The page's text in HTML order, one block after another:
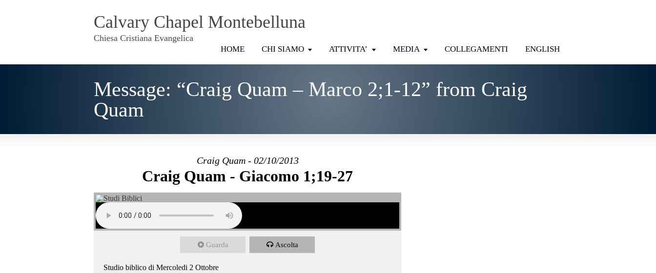
Calvary Chapel Montebelluna
Chiesa Cristiana Evangelica
HOME CHI SIAMO ATTIVITA’ MEDIA COLLEGAMENTI ENGLISH
Message: “Craig Quam – Marco 2;1-12” from Craig
Quam
Craig Quam - 02/10/2013
Craig Quam - Giacomo 1;19-27
Guarda Ascolta
Studio biblico di Mercoledi 2 Ottobre